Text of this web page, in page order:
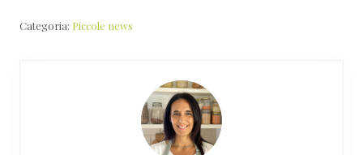
Categoria: Piccole news